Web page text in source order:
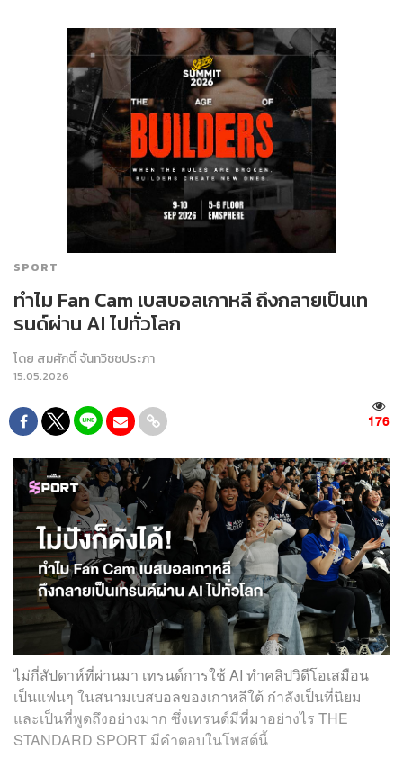
SPORT
ทำไม Fan Cam เบสบอลเกาหลี ถึงกลายเป็นเท
รนด์ผ่าน AI ไปทั่วโลก
โดย สมศักดิ์ จันทวิชชประภา
15.05.2026
176
ไม่กี่สัปดาห์ที่ผ่านมา เทรนด์การใช้ AI ทำคลิปวิดีโอเสมือน
เป็นแฟนๆ ในสนามเบสบอลของเกาหลีใต้ กำลังเป็นที่นิยม
และเป็นที่พูดถึงอย่างมาก ซึ่งเทรนด์มีที่มาอย่างไร THE
STANDARD SPORT มีคำตอบในโพสต์นี้